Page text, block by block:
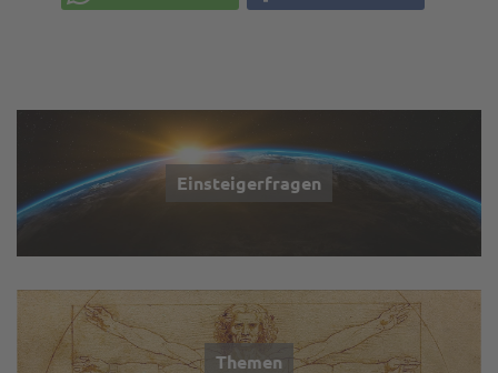
Einsteigerfragen
Themen